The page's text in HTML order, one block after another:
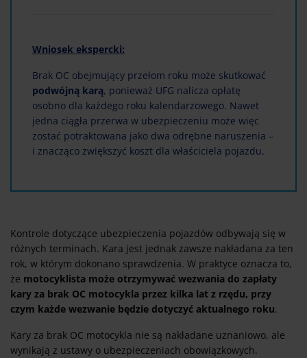
Wniosek ekspercki:
Brak OC obejmujący przełom roku może skutkować
podwójną karą, ponieważ UFG nalicza opłatę
osobno dla każdego roku kalendarzowego. Nawet
jedna ciągła przerwa w ubezpieczeniu może więc
zostać potraktowana jako dwa odrębne naruszenia –
i znacząco zwiększyć koszt dla właściciela pojazdu.
Kontrole dotyczące ubezpieczenia pojazdów odbywają się w
różnych terminach. Kara jest jednak zawsze nakładana za ten
rok, w którym dokonano sprawdzenia. W praktyce oznacza to,
że motocyklista może otrzymywać wezwania do zapłaty
kary za brak OC motocykla przez kilka lat z rzędu, przy
czym każde wezwanie będzie dotyczyć aktualnego roku.
Kary za brak OC motocykla nie są nakładane uznaniowo, ale
wynikają z ustawy o ubezpieczeniach obowiązkowych.